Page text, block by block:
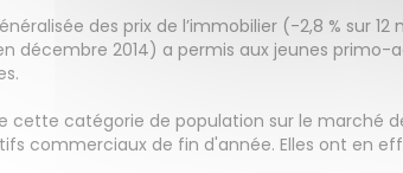
des prix de l’immobilier (-2,8 % sur
décembre 2014) a permis aux jeunes
cette catégorie de population sur le marché
commerciaux de fin d'année. Elles ont en